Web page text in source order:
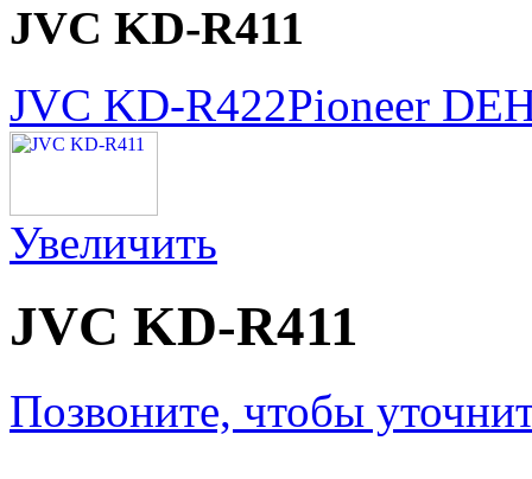
JVC KD-R411
JVC KD-R422Pioneer
Увеличить
JVC KD-R411
Позвоните, чтобы